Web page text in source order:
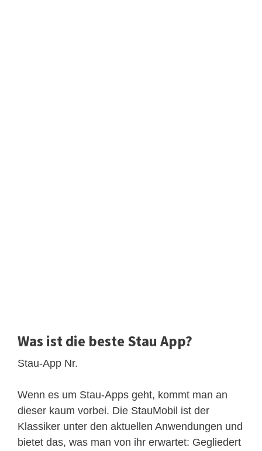
Was ist die beste Stau App?
Stau-App Nr.
Wenn es um Stau-Apps geht, kommt man an
dieser kaum vorbei. Die StauMobil ist der
Klassiker unter den aktuellen Anwendungen und
bietet das, was man von ihr erwartet: Gegliedert